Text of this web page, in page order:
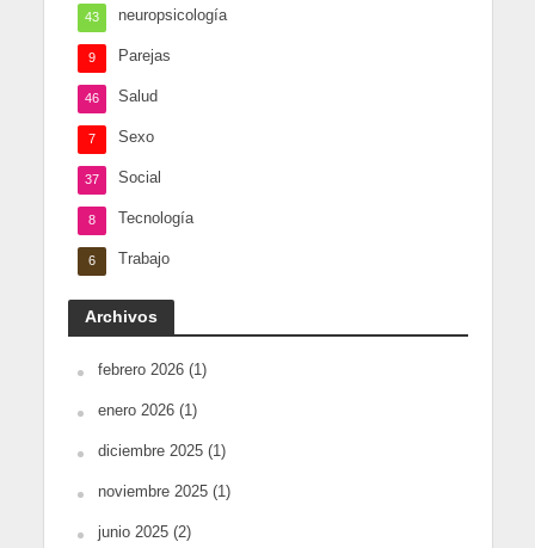
neuropsicología
43
Parejas
9
Salud
46
Sexo
7
Social
37
Tecnología
8
Trabajo
6
Archivos
febrero 2026(1)
enero 2026(1)
diciembre 2025(1)
noviembre 2025(1)
junio 2025(2)